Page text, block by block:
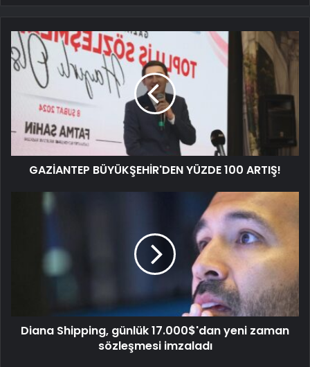
GAZİANTEP BÜYÜKŞEHİR'DEN YÜZDE 100 ARTIŞ!
Diana Shipping, günlük 17.000$'dan yeni zaman
sözleşmesi imzaladı